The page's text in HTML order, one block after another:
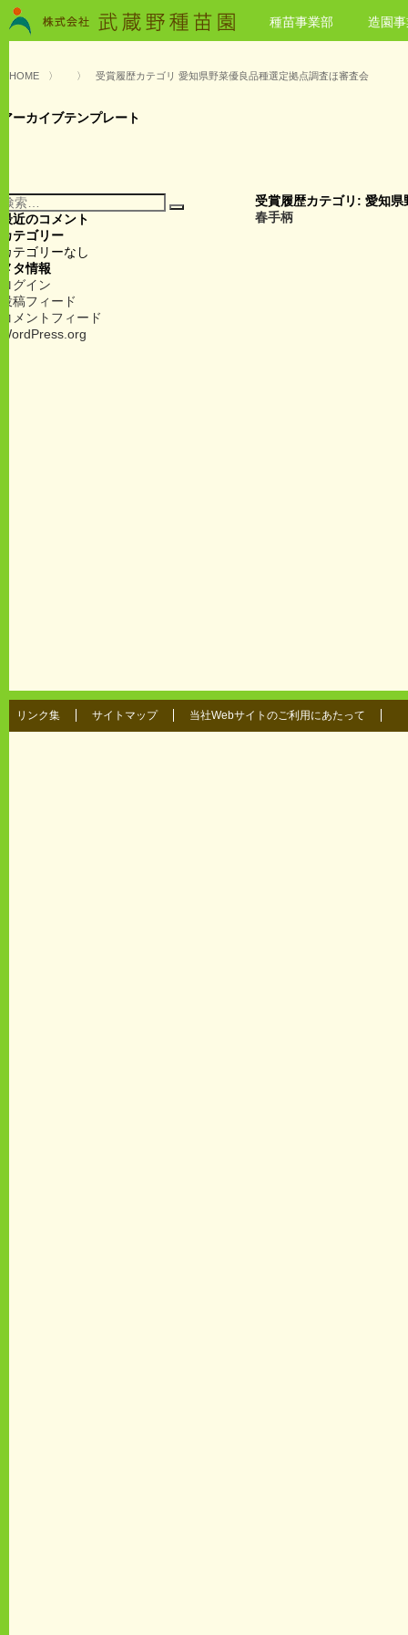
種苗事業部 造園
HOME 〉 〉 受賞履歴カテゴリ 愛知県野菜優良品種選定拠点調査ほ審査会
アーカイブテンプレート
受賞履歴カテゴリ: 愛知県
春手柄
検
索:
検
最近のコメント
カテゴリー
カテゴリーなし
メタ情報
ログイン
投稿フィード
コメントフィード
WordPress.org
リンク集 サイトマップ 当社Webサイトのご利用にあたって